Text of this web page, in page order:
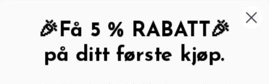
My wishlist ( 0
🎉Få 5 % RABATT🎉
på ditt første kjøp.